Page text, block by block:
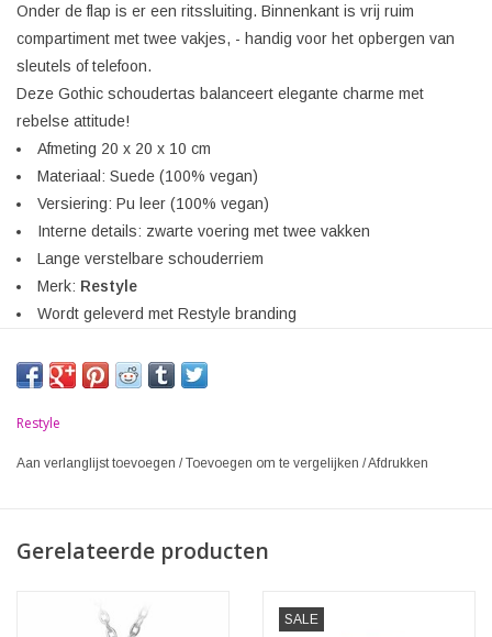
Onder de flap is er een ritssluiting. Binnenkant is vrij ruim
compartiment met twee vakjes, - handig voor het opbergen van
sleutels of telefoon.
Deze Gothic schoudertas balanceert elegante charme met
rebelse attitude!
Afmeting 20 x 20 x 10 cm
Materiaal: Suede (100% vegan)
Versiering: Pu leer (100% vegan)
Interne details: zwarte voering met twee vakken
Lange verstelbare schouderriem
Merk: Restyle
Wordt geleverd met Restyle branding
Restyle
Aan verlanglijst toevoegen /Toevoegen om te vergelijken /Afdrukken
Gerelateerde producten
SALE